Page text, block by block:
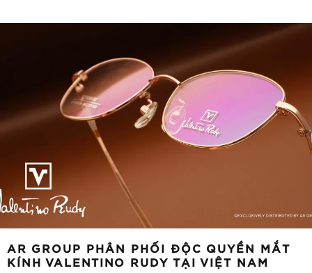
AR GROUP PHÂN PHỐI ĐỘC QUYỀN MẮT
KÍNH VALENTINO RUDY TẠI VIỆT NAM